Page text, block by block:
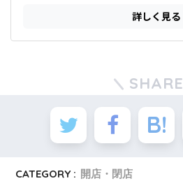
SHARE
CATEGORY : 開店・閉店